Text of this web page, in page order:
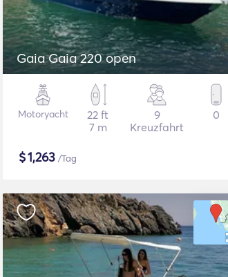
Gaia Gaia 220 open
Motoryacht
22 ft
7 m
9
Kreuzfahrt
0
$1,263 /Tag